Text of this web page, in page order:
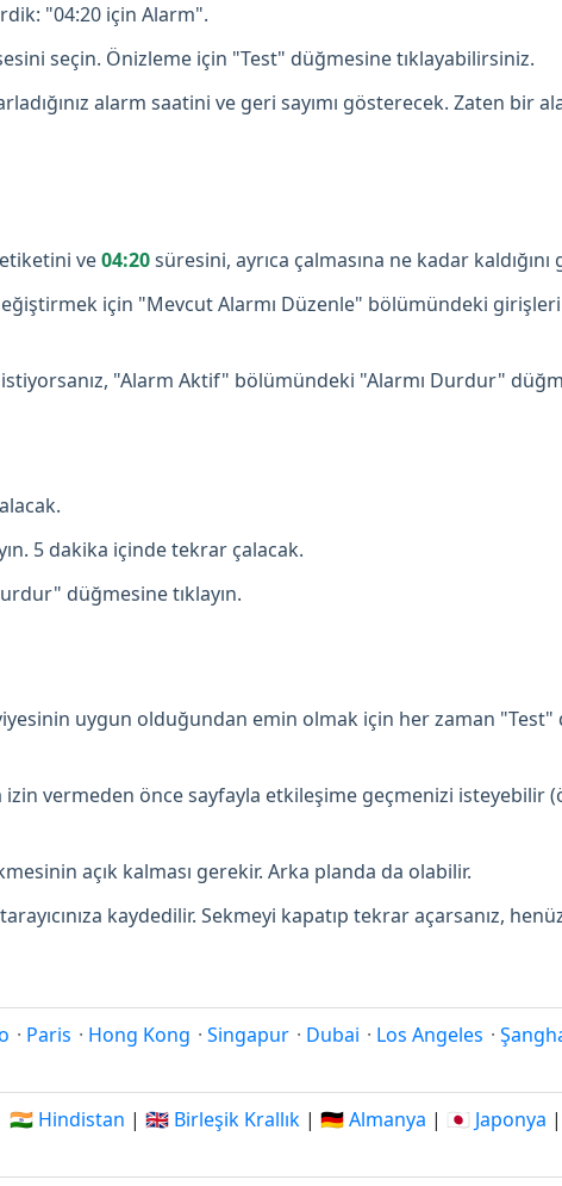
"04:20 için Alarm".
seçin. Önizleme için "Test" düğmesine tıklayabilirsiniz.
alarm saatini ve geri sayımı gösterecek. Zaten bir
ve04:20süresini, ayrıca çalmasına ne kadar
için "Mevcut Alarmı Düzenle" bölümündeki girişleri
"Alarm Aktif" bölümündeki "Alarmı Durdur"
5 dakika içinde tekrar çalacak.
düğmesine tıklayın.
uygun olduğundan emin olmak için her zaman
izin vermeden önce sayfayla etkileşime geçmenizi isteyebilir
açık kalması gerekir. Arka planda da olabilir.
kaydedilir. Sekmeyi kapatıp tekrar açarsanız,
· Paris · Hong Kong · Singapur · Dubai · Los Angeles ·
🇮🇳 Hindistan | 🇬🇧 Birleşik Krallık | 🇩🇪 Almanya | 🇯🇵 Japonya |